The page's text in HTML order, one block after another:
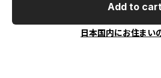
Add to
日本国内にお住まい